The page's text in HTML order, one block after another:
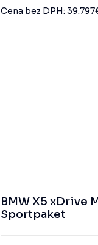
Cena bez DPH: 39.797
BMW X5 xDrive
Sportpaket